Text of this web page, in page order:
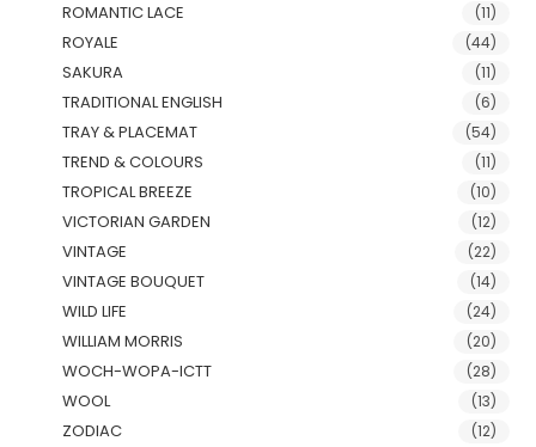
ROMANTIC LACE (11)
ROYALE (44)
SAKURA (11)
TRADITIONAL ENGLISH (6)
TRAY & PLACEMAT (54)
TREND & COLOURS (11)
TROPICAL BREEZE (10)
VICTORIAN GARDEN (12)
VINTAGE (22)
VINTAGE BOUQUET (14)
WILD LIFE (24)
WILLIAM MORRIS (20)
WOCH-WOPA-ICTT (28)
WOOL (13)
ZODIAC (12)